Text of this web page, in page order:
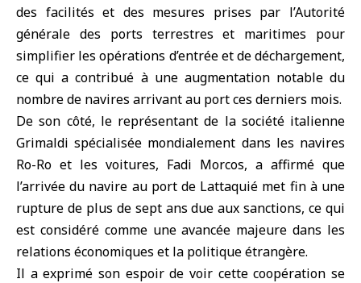
des facilités et des mesures prises par l’Autorité
générale des ports terrestres et maritimes pour
simplifier les opérations d’entrée et de déchargement,
ce qui a contribué à une augmentation notable du
nombre de navires arrivant au port ces derniers mois.
De son côté, le représentant de la société italienne
Grimaldi spécialisée mondialement dans les navires
Ro-Ro et les voitures, Fadi Morcos, a affirmé que
l’arrivée du navire au port de Lattaquié met fin à une
rupture de plus de sept ans due aux sanctions, ce qui
est considéré comme une avancée majeure dans les
relations économiques et la politique étrangère.
Il a exprimé son espoir de voir cette coopération se